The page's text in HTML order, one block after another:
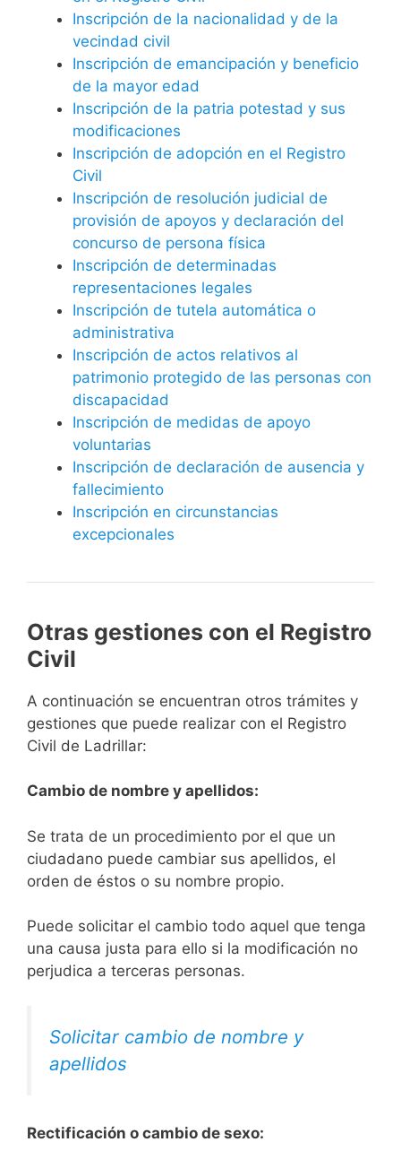
Inscripción de la nacionalidad y de la
vecindad civil
Inscripción de emancipación y beneficio
de la mayor edad
Inscripción de la patria potestad y sus
modificaciones
Inscripción de adopción en el Registro
Civil
Inscripción de resolución judicial de
provisión de apoyos y declaración del
concurso de persona física
Inscripción de determinadas
representaciones legales
Inscripción de tutela automática o
administrativa
Inscripción de actos relativos al
patrimonio protegido de las personas con
discapacidad
Inscripción de medidas de apoyo
voluntarias
Inscripción de declaración de ausencia y
fallecimiento
Inscripción en circunstancias
excepcionales
Otras gestiones con el Registro
Civil
A continuación se encuentran otros trámites y
gestiones que puede realizar con el Registro
Civil de Ladrillar:
Cambio de nombre y apellidos:
Se trata de un procedimiento por el que un
ciudadano puede cambiar sus apellidos, el
orden de éstos o su nombre propio.
Puede solicitar el cambio todo aquel que tenga
una causa justa para ello si la modificación no
perjudica a terceras personas.
Solicitar cambio de nombre y
apellidos
Rectificación o cambio de sexo: